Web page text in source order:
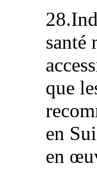
santé
que
en
en